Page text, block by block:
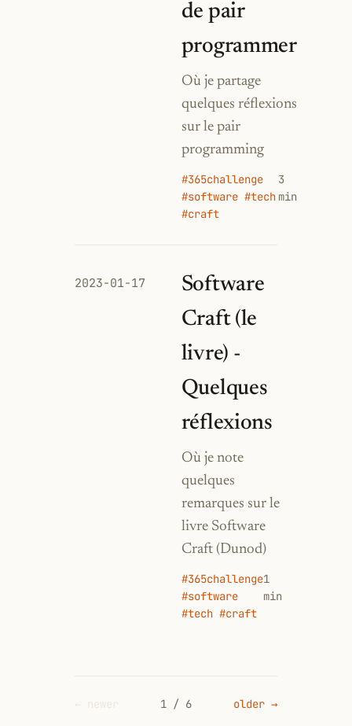
de pair
programmer
Où je partage
quelques réflexions
sur le pair
programming
#365challenge
#software #tech
#craft
3
min
2023-01-17
Software
Craft (le
livre) -
Quelques
réflexions
Où je note
quelques
remarques sur le
livre Software
Craft (Dunod)
#365challenge
#software
#tech #craft
1
min
← newer 1 / 6 older →